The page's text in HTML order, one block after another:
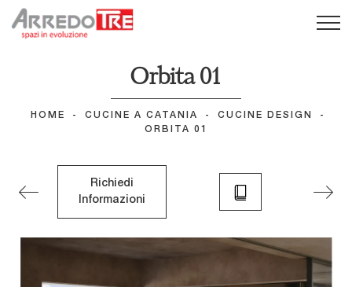
Orbita 01
HOME - CUCINE A CATANIA - CUCINE DESIGN
-
ORBITA 01
Richiedi
Informazioni